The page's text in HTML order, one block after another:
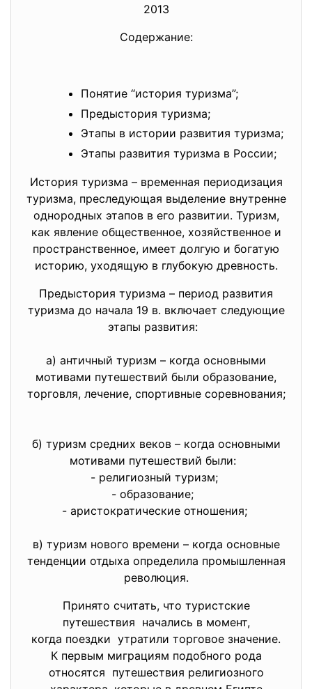
2013
Содержание:
Понятие “история туризма”;
Предыстория туризма;
Этапы в истории развития туризма;
Этапы развития туризма в России;
История туризма – временная периодизация
туризма, преследующая выделение внутренне
однородных этапов в его развитии. Туризм,
как явление общественное, хозяйственное и
пространственное, имеет долгую и богатую
историю, уходящую в глубокую древность.
Предыстория туризма – период развития
туризма до начала 19 в. включает следующие
этапы развития:
а) античный туризм – когда основными
мотивами путешествий были образование,
торговля, лечение, спортивные соревнования;
б) туризм средних веков – когда основными
мотивами путешествий были:
- религиозный туризм;
- образование;
- аристократические отношения;
в) туризм нового времени – когда основные
тенденции отдыха определила промышленная
революция.
Принято считать, что туристские
путешествия начались в момент,
когда поездки утратили торговое значение.
К первым миграциям подобного рода
относятся путешествия религиозного